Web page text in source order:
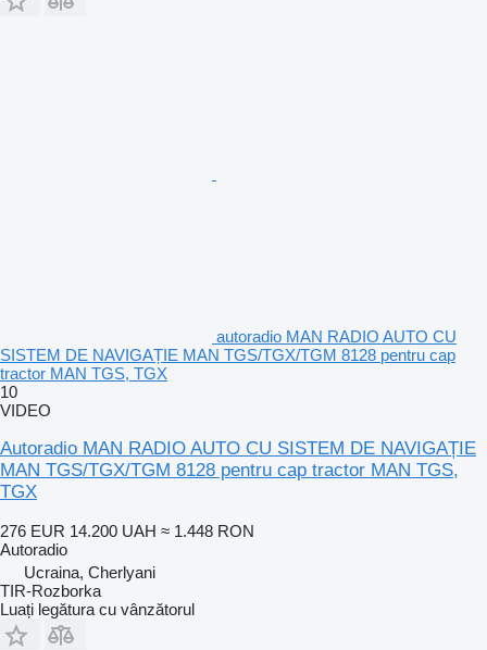
autoradio MAN RADIO AUTO CU
SISTEM DE NAVIGAȚIE MAN TGS/TGX/TGM 8128 pentru cap
tractor MAN TGS, TGX
10
VIDEO
Autoradio MAN RADIO AUTO CU SISTEM DE NAVIGAȚIE
MAN TGS/TGX/TGM 8128 pentru cap tractor MAN TGS,
TGX
276 EUR 14.200 UAH ≈ 1.448 RON
Autoradio
Ucraina, Cherlyani
TIR-Rozborka
Luați legătura cu vânzătorul